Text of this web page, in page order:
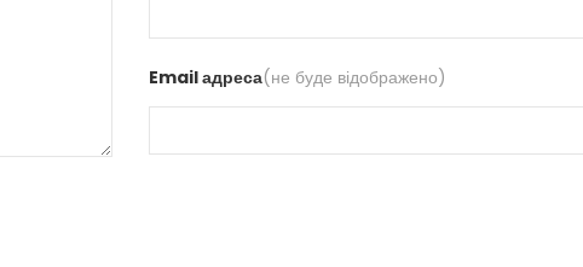
Email адреса(не буде відображено)